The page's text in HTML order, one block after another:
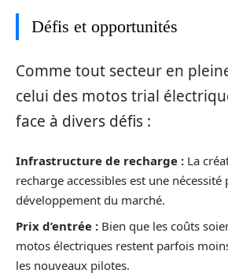
Défis et opportunités
Comme tout secteur en
celui des motos trial
face à divers défis :
Infrastructure de recharge : La
recharge accessibles est une nécessité
développement du marché.
Prix d’entrée : Bien que les coûts
motos électriques restent parfois
les nouveaux pilotes.